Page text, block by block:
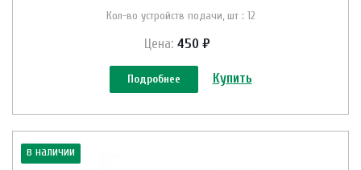
Кол-во устройств подачи, шт : 12
Цена: 450 ₽
Подробнее Купить
в наличии